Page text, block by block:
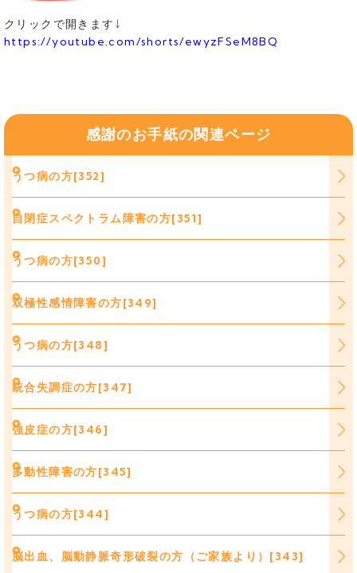
クリックで開きます↓
https://youtube.com/shorts/ewyzFSeM8BQ
感謝のお手紙の関連ページ
うつ病の方[352]
自閉症スペクトラム障害の方[351]
うつ病の方[350]
双極性感情障害の方[349]
うつ病の方[348]
統合失調症の方[347]
強皮症の方[346]
多動性障害の方[345]
うつ病の方[344]
脳出血、脳動静脈奇形破裂の方（ご家族より）[343]